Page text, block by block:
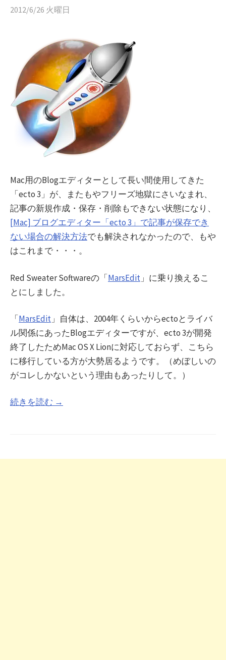
2012/6/26 火曜日
Mac用のBlogエディターとして長い間使用してきた
「ecto 3」が、またもやフリーズ地獄にさいなまれ、
記事の新規作成・保存・削除もできない状態になり、
[Mac] ブログエディター「ecto 3」で記事が保存でき
ない場合の解決方法でも解決されなかったので、もや
はこれまで・・・。
Red Sweater Softwareの「MarsEdit 」に乗り換えるこ
とにしました。
「MarsEdit 」自体は、2004年くらいからectoとライバ
ル関係にあったBlogエディターですが、ecto 3が開発
終了したためMac OS X Lionに対応しておらず、こちら
に移行している方が大勢居るようです。（めぼしいの
がコレしかないという理由もあったりして。）
続きを読む →